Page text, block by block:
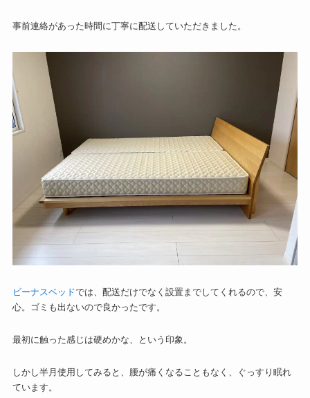
事前連絡があった時間に丁寧に配送していただきました。
ビーナスベッドでは、配送だけでなく設置までしてくれるので、安
心。ゴミも出ないので良かったです。
最初に触った感じは硬めかな、という印象。
しかし半月使用してみると、腰が痛くなることもなく、ぐっすり眠れ
ています。